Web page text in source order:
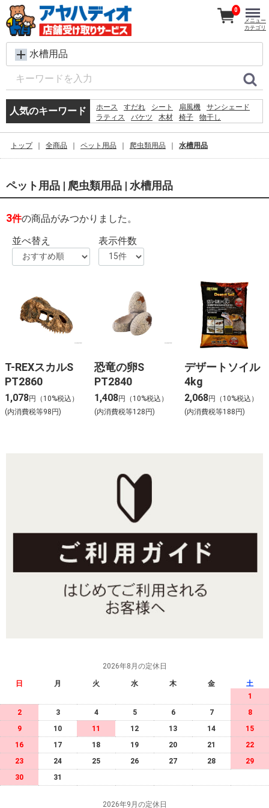
水槽用品
人気のキーワード ホース すだれ シート 扇風機
サンシェード
ラティス
バケツ 木材 椅子
物干し
コンクリートブロック
テント シェード
0
メニュー
カテゴリ
トップ 全商品 ペット用品 爬虫類用品 水槽用品
ペット用品 | 爬虫類用品 | 水槽用品
3件の商品がみつかりました。
並べ替え
表示件数
T-REXスカルS
PT2860
1,078円（10%税込）
(内消費税等98円)
恐竜の卵S
PT2840
1,408円（10%税込）
(内消費税等128円)
デザートソイル
4kg
2,068円（10%税込）
(内消費税等188円)
2026年8月の定休日
日 月 火 水 木 金
土
1
2
3 4 5 6 7
8
9
10 11 12 13 14
15
16
17 18 19 20 21
22
23
24 25 26 27 28
29
30
31
2026年9月の定休日